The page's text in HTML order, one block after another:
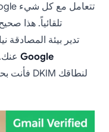
تلقائياً. هذا